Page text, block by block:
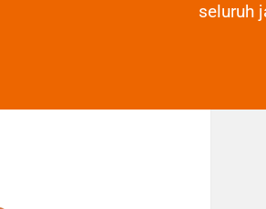
seluruh